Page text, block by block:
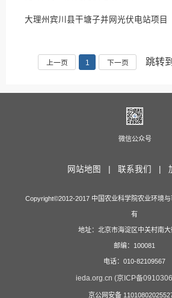
大理州宾川县干塘子并网光伏电站项目
上一页 1 下一页 跳转
微信公众号
网站地图 | 联系我们 |
Copyright©2012-2017 中国农业科学院农业环境
有
地址：北京市海淀区中关村南
邮编：100081
电话：010-82109567
ieda.org.cn (京ICP备
京公网安备